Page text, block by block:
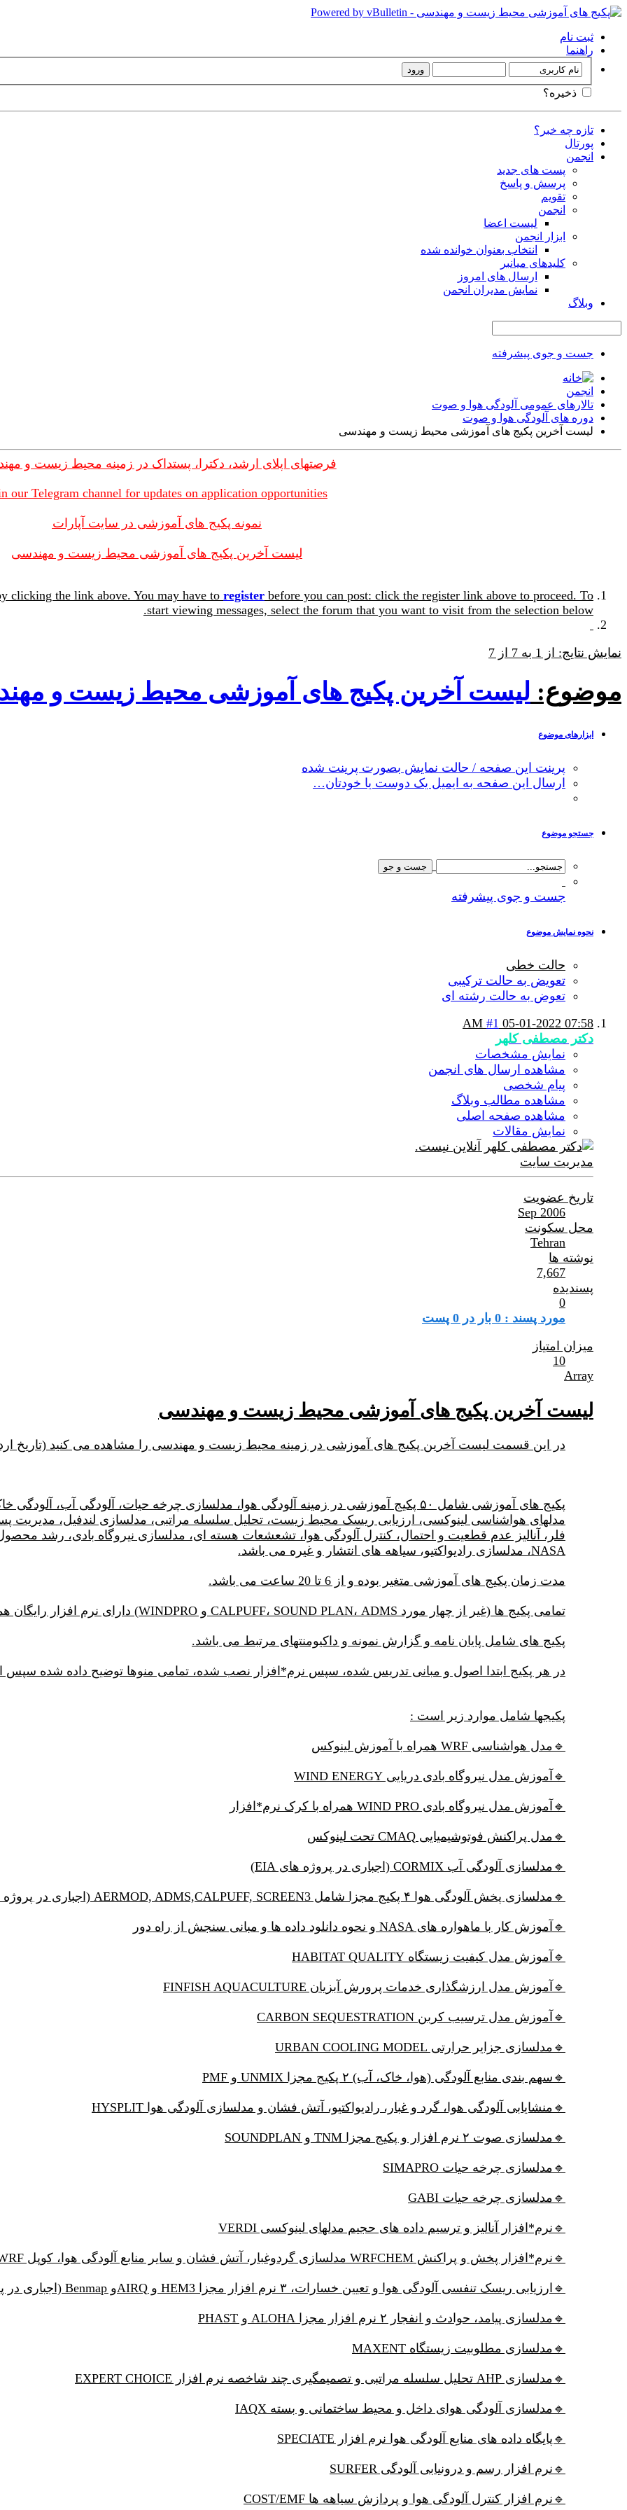
ثبت نام
راهنما
ذخیره؟
تازه چه خبر؟
پورتال
انجمن
پست های جدید
پرسش و پاسخ
تقویم
انجمن
لیست اعضا
ابزار انجمن
انتخاب بعنوان خوانده شده
کلیدهای میانبر
ارسال های امروز
نمایش مدیران انجمن
وبلاگ
جست و جوی پیشرفته
انجمن
تالارهای عمومی آلودگی هوا و صوت
دوره های آلودگی هوا و صوت
لیست آخرین پکیج های آموزشی محیط زیست و مهندسی
فرصتهای اپلای ارشد، دکترا، پستداک در زمینه محیط زیست و
our Telegram channel for updates on application opportunities
نمونه پکیج های آموزشی در سایت آپارات
لیست آخرین پکیج های آموزشی محیط زیست و مهندسی
clicking the link above. You may have to register before you can post: click the register link above to proceed. To
start viewing messages, select the forum that you want to visit from the selection below.
نمایش نتایج: از 1 به 7 از 7
موضوع: لیست آخرین پکیج های آموزشی محیط زیست و
ابزارهای موضوع
پرینت این صفحه / حالت نمایش بصورت پرینت شده
ارسال این صفحه به ایمیل یک دوست یا خودتان…
جستجو موضوع
جست و جوی پیشرفته
نحوه نمایش موضوع
حالت خطی
تعویض به حالت ترکیبی
تعوض به حالت رشته ای
05-01-2022 07:58 AM
#1
دکتر مصطفی کلهر
نمایش مشخصات
مشاهده ارسال های انجمن
پیام شخصی
مشاهده مطالب وبلاگ
مشاهده صفحه اصلی
نمایش مقالات
مدیریت سایت
تاریخ عضویت
Sep 2006
محل سکونت
Tehran
نوشته ها
7,667
پسندیده
0
مورد پسند : 0 بار در 0 پست
میزان امتیاز
10
Array
لیست آخرین پکیج های آموزشی محیط زیست و مهندسی
در این قسمت لیست آخرین پکیج های آموزشی در زمینه محیط زیست و مهندسی را مشاهده می کنید (تاریخ
پکیج های آموزشی شامل ۵۰ پکیج آموزشی در زمینه آلودگی هوا، مدلسازی چرخه حیات، آلودگی
فلر، آنالیز عدم قطعیت و احتمال، کنترل آلودگی هوا، تشعشعات هسته ای، مدلسازی نیروگاه بادی، رشد
NASA، مدلسازی رادیواکتیو، سیاهه های انتشار و غیره می باشد.
مدت زمان پکیج های آموزشی متغیر بوده و از 6 تا 20 ساعت می باشد.
تمامی پکیج ها (غیر از چهار مورد CALPUFF، SOUND PLAN، ADMS و WINDPRO) دارای نرم افزار رایگان همراه با پکیج می باشند.
پکیج های شامل پایان نامه و گزارش نمونه و داکیومنتهای مرتبط می باشد.
در هر پکیج ابتدا اصول و مبانی تدریس شده، سپس نرم*افزار نصب شده، تمامی منوها توضیح داده شده
پکیجها شامل موارد زیر است :
🔹مدل هواشناسی WRF همراه با آموزش لینوکس
🔹آموزش مدل نیروگاه بادی دریایی WIND ENERGY
🔹آموزش مدل نیروگاه بادی WIND PRO همراه با کرک نرم*افزار
🔹مدل پراکنش فوتوشیمیایی CMAQ تحت لینوکس
🔹مدلسازی آلودگی آب CORMIX (اجباری در پروژه های EIA)
🔹مدلسازی پخش آلودگی هوا ۴ پکیج مجزا شامل AERMOD, ADMS,CALPUFF, SCREEN3 (اجباری در پروژه های EIA)
🔹آموزش کار با ماهواره های NASA و نحوه دانلود داده ها و مبانی سنجش از راه دور
🔹آموزش مدل کیفیت زیستگاه HABITAT QUALITY
🔹آموزش مدل ارزشگذاری خدمات پرورش آبزیان FINFISH AQUACULTURE
🔹آموزش مدل ترسیب کربن CARBON SEQUESTRATION
🔹مدلسازی جزایر حرارتی URBAN COOLING MODEL
🔹سهم بندی منابع آلودگی (هوا، خاک، آب) ۲ پکیج مجزا UNMIX و PMF
🔹منشایابی آلودگی هوا، گرد و غبار، رادیواکتیو، آتش فشان و مدلسازی آلودگی هوا HYSPLIT
🔹مدلسازی صوت ۲ نرم افزار و پکیج مجزا TNM و SOUNDPLAN
🔹مدلسازی چرخه حیات SIMAPRO
🔹مدلسازی چرخه حیات GABI
🔹نرم*افزار آنالیز و ترسیم داده های حجیم مدلهای لینوکسی VERDI
🔹نرم*افزار پخش و پراکنش WRFCHEM مدلسازی گردوغبار، آتش فشان و سایر منابع آلودگی هوا، کوپل WRF و CHEM، تحت لینوکس
🔹ارزیابی ریسک تنفسی آلودگی هوا و تعیین خسارات، ۳ نرم افزار مجزا HEM3 و AIRQو Benmap (اجباری در پیوست سلامت HIA)
🔹مدلسازی پیامد، حوادث و انفجار ۲ نرم افزار مجزا ALOHA و PHAST
🔹مدلسازی مطلوبیت زیستگاه MAXENT
🔹مدلسازی AHP تحلیل سلسله مراتبی و تصمیمگیری چند شاخصه نرم افزار EXPERT CHOICE
🔹مدلسازی آلودگی هوای داخل و محیط ساختمانی و بسته IAQX
🔹پایگاه داده های منابع آلودگی هوا نرم افزار SPECIATE
🔹نرم افزار رسم و درونیابی آلودگی SURFER
🔹نرم افزار کنترل آلودگی هوا و پردازش سیاهه ها COST/EMF